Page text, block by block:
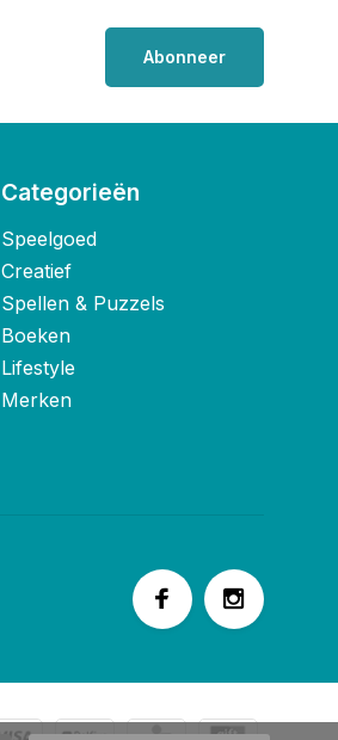
Abonneer
Categorieën
Speelgoed
Creatief
Spellen & Puzzels
Boeken
Lifestyle
Merken